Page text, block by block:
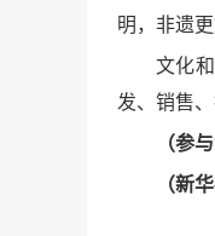
明，非遗
文化
发、销售
（参
（新